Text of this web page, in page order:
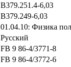
В379.251.4-6,03
В379.249-6,03
01.04.10: Физика
Русский
FB 9 86-4/3771-8
FB 9 86-4/3772-6